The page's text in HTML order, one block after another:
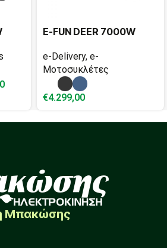
E-FUN DEER 7000W
e-Delivery, e-
Μοτοσυκλέτες
€4.299,00
Μπακώσης